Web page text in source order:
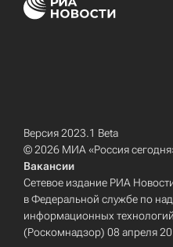
Версия 2023.1 Beta
© 2026 МИА «Россия
Вакансии
Сетевое издание РИА
в Федеральной службе по
информационных
(Роскомнадзор) 08 апреля